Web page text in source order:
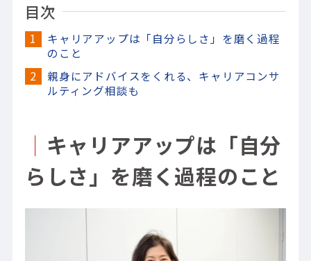
目次
キャリアアップは「自分らしさ」を磨く過程
のこと
親身にアドバイスをくれる、キャリアコンサ
ルティング相談も
｜ キャリアアップは「自分
らしさ」を磨く過程のこと